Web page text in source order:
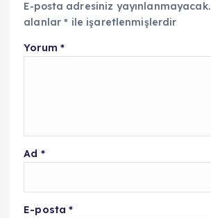
E-posta adresiniz yayınlanmayacak.
alanlar* ile işaretlenmişlerdir
Yorum *
Ad *
E-posta*